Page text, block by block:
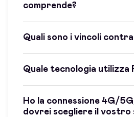
comprende?
Quali sono i vincoli
Quale tecnologia utilizza
Ho la connessione 4G/
dovrei scegliere il vostro